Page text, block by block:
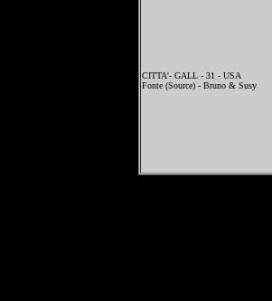
CITTA'- GALL - 31 - USA
Fonte (Source) - Bruno & Susy